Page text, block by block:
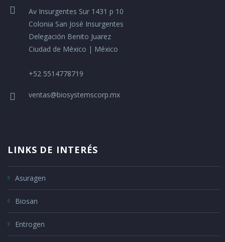
Av Insurgentes Sur 1431 p 10
Colonia San José Insurgentes
Delegación Benito Juarez
Ciudad de México | México
+52 5514778719
ventas@biosystemscorp.mx
LINKS DE INTERÉS
Asuragen
Biosan
Entrogen